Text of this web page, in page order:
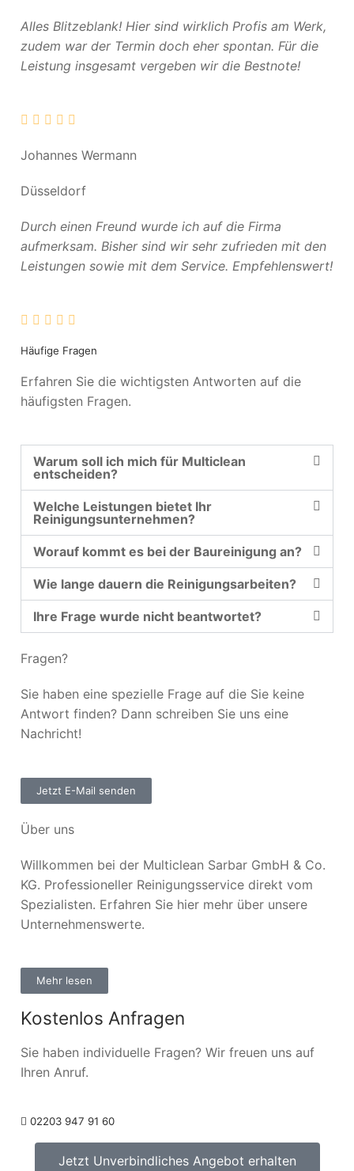
Alles Blitzeblank! Hier sind wirklich Profis am Werk,
zudem war der Termin doch eher spontan. Für die
Leistung insgesamt vergeben wir die Bestnote!
Johannes Wermann
Düsseldorf
Durch einen Freund wurde ich auf die Firma
aufmerksam. Bisher sind wir sehr zufrieden mit den
Leistungen sowie mit dem Service. Empfehlenswert!
Häufige Fragen
Erfahren Sie die wichtigsten Antworten auf die
häufigsten Fragen.
Warum soll ich mich für Multiclean
entscheiden?
Welche Leistungen bietet Ihr
Reinigungsunternehmen?
Worauf kommt es bei der Baureinigung an?
Wie lange dauern die Reinigungsarbeiten?
Ihre Frage wurde nicht beantwortet?
Fragen?
Sie haben eine spezielle Frage auf die Sie keine
Antwort finden? Dann schreiben Sie uns eine
Nachricht!
Jetzt E-Mail senden
Über uns
Willkommen bei der Multiclean Sarbar GmbH & Co.
KG. Professioneller Reinigungsservice direkt vom
Spezialisten. Erfahren Sie hier mehr über unsere
Unternehmenswerte.
Mehr lesen
Kostenlos Anfragen
Sie haben individuelle Fragen? Wir freuen uns auf
Ihren Anruf.
02203 947 91 60
Jetzt Unverbindliches Angebot erhalten